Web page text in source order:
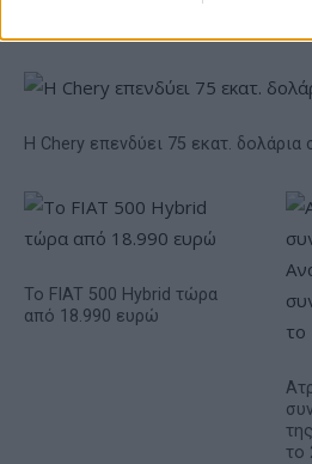
Η Chery επενδύει 75 εκατ. δολάρια
Το FIAT 500 Hybrid τώρα
από 18.990 ευρώ
το